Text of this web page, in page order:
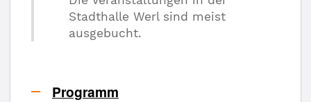
Stadthalle Werl sind meist
ausgebucht.
Programm